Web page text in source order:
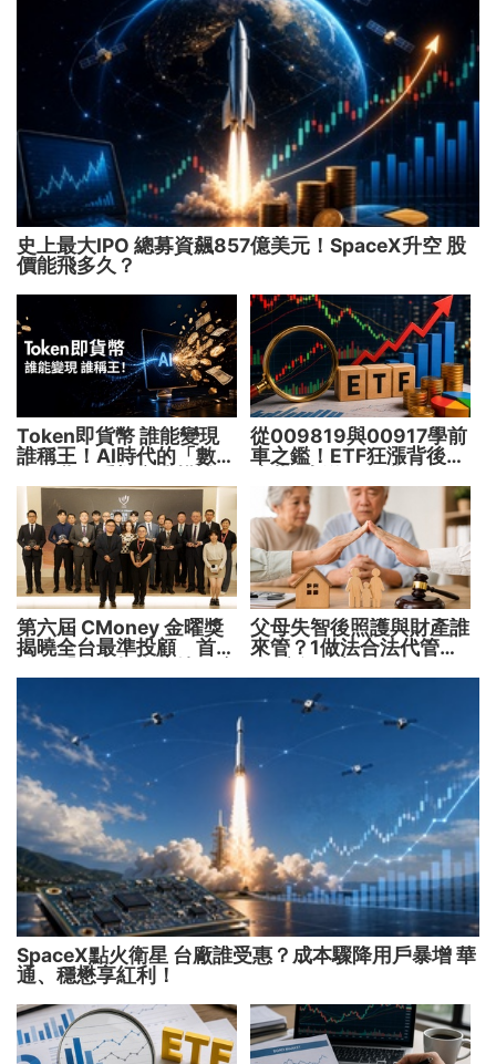
史上最大IPO 總募資飆857億美元！SpaceX升空 股
價能飛多久？
Token即貨幣 誰能變現
誰稱王！AI時代的「數位
從009819與00917學前
車之鑑！ETF狂漲背後
第六屆 CMoney 金曜獎
揭曉全台最準投顧 首度
下一代
父母失智後照護與財產誰
來管？1做法合法代管財
SpaceX點火衛星 台廠誰受惠？成本驟降用戶暴增 華
通、穩懋享紅利！